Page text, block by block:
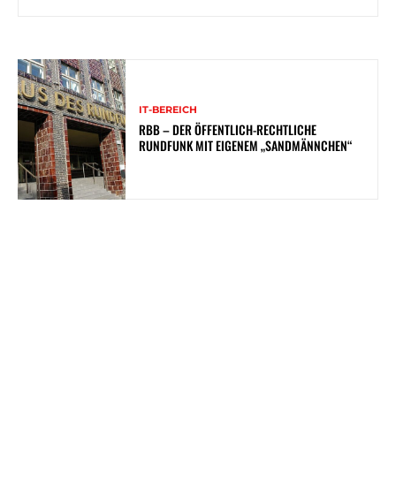
IT-BEREICH
RBB – DER ÖFFENTLICH-RECHTLICHE
RUNDFUNK MIT EIGENEM „SANDMÄNNCHEN“